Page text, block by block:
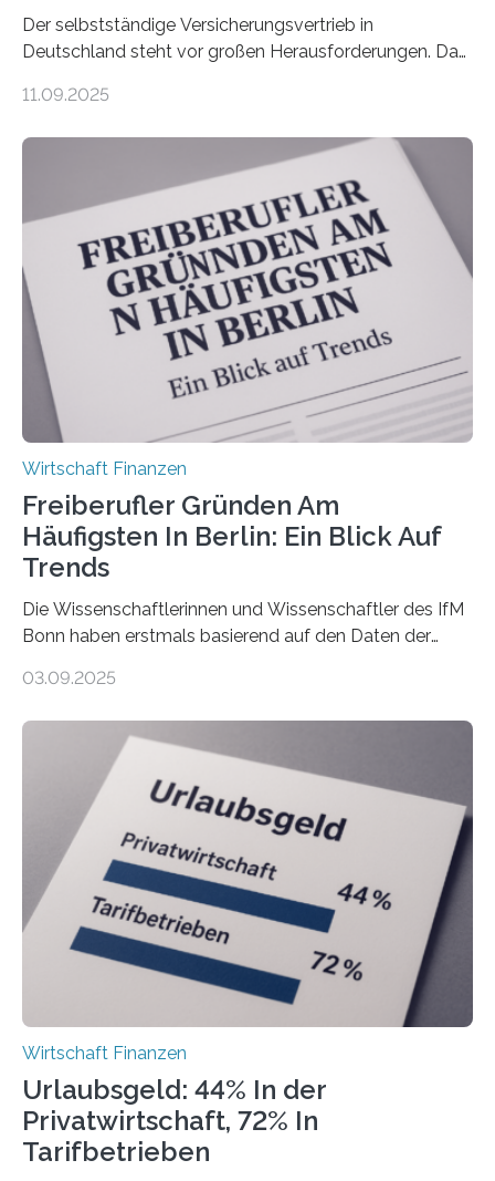
Der selbstständige Versicherungsvertrieb in
Deutschland steht vor großen Herausforderungen. Das
Dr. Matthias Beenken und Prof. Dr. Lukas Linnenbrink
Bundesverbands Deutscher Versicherungskaufleute e.V.
durchgeführt haben. Die Studie basiert auf den
Antworten von 1.440 selbstständigen
Versicherungsvertreter*innen und -makler*innen. Ein
Ergebnis: Deutlich mehr als die Hälfte der Befragten ist
über 50 Jahre alt und wird in den nächsten Jahren eine
Nachfolgeregelung benötigen. Aber nur ein Drittel hat
bereits Regelungen…
11.09.2025
Wirtschaft Finanzen
Freiberufler Gründen Am
Häufigsten In Berlin: Ein Blick Auf
Trends
Die Wissenschaftlerinnen und Wissenschaftler des IfM
Bonn haben erstmals basierend auf den Daten der
Landkreise mit den meisten Gründungen von
ist demnach Berlin. Betrachtet man nur die Gründungen
der Freiberuflerinnen, so liegt Leipzig an der Spitze. In
Berlin starteten in 2024 die meisten Personen in eine
eigene freiberufliche Existenz, dahinter folgten die
Städte Hamburg, München und Köln. Betrachtet man
hingegen die Existenzgründungsintensität – die Anzahl
der freiberuflichen Gründungen je…
03.09.2025
Wirtschaft Finanzen
Urlaubsgeld: 44% In der
Privatwirtschaft, 72% In
Tarifbetrieben